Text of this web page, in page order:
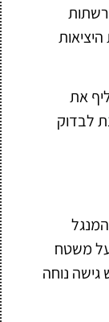
את
לבדוק
על משטח
גישה נוחה